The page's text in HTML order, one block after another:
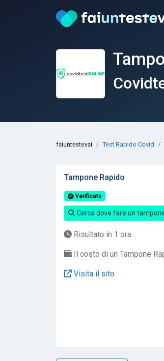
faiuntestevai Test Rapido Covid
Tampone Rapido
Verificato
Cerca dove fare un
Risultato in 1 ora
Il costo di un Tampone
Visita il sito